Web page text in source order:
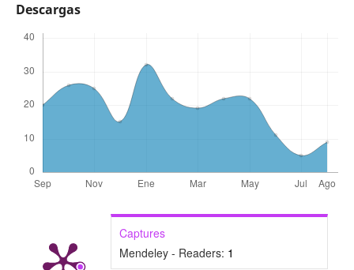
Descargas
Captures
Mendeley - Readers: 1